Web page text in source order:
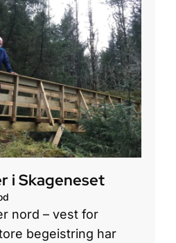
i Skageneset
nord – vest for
begeistring har